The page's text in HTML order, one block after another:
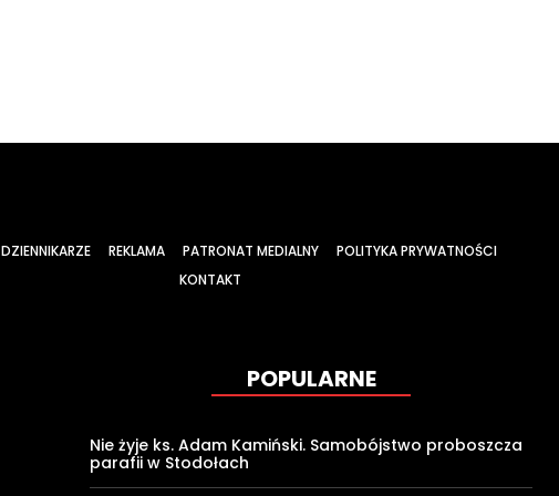
DZIENNIKARZE REKLAMA PATRONAT MEDIALNY
POLITYKA PRYWATNOŚCI
KONTAKT
POPULARNE
Nie żyje ks. Adam Kamiński. Samobójstwo proboszcza
parafii w Stodołach